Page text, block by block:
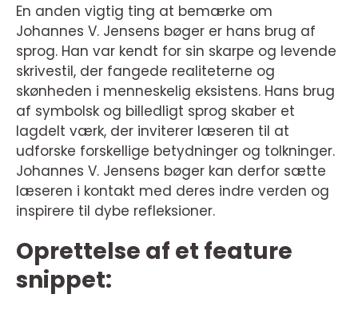
En anden vigtig ting at bemærke om
Johannes V. Jensens bøger er hans brug af
sprog. Han var kendt for sin skarpe og levende
skrivestil, der fangede realiteterne og
skønheden i menneskelig eksistens. Hans brug
af symbolsk og billedligt sprog skaber et
lagdelt værk, der inviterer læseren til at
udforske forskellige betydninger og tolkninger.
Johannes V. Jensens bøger kan derfor sætte
læseren i kontakt med deres indre verden og
inspirere til dybe refleksioner.
Oprettelse af et feature
snippet: